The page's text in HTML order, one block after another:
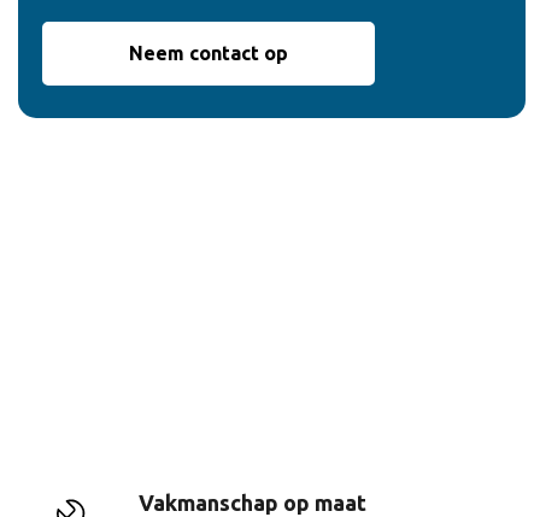
Neem contact op
Vakmanschap op maat